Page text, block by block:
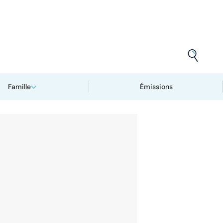
Famille Émissions